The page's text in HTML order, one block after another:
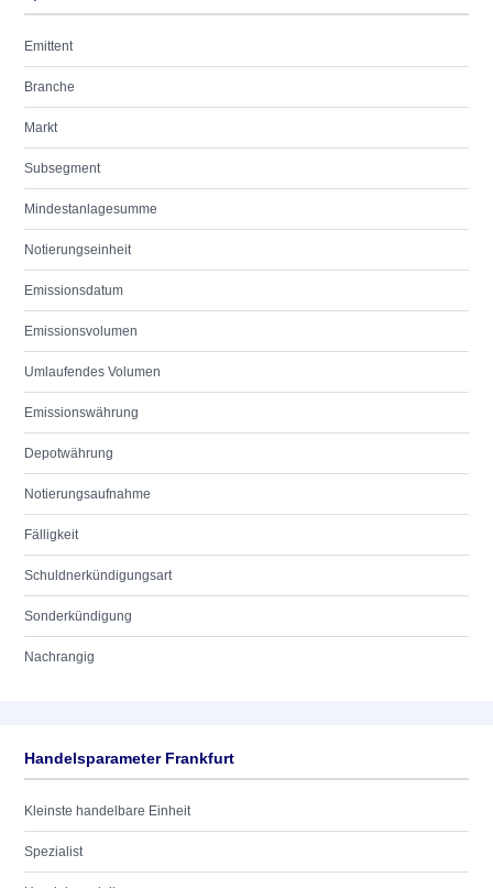
Emittent
Branche
Markt
Subsegment
Mindestanlagesumme
Notierungseinheit
Emissionsdatum
Emissionsvolumen
Umlaufendes Volumen
Emissionswährung
Depotwährung
Notierungsaufnahme
Fälligkeit
Schuldnerkündigungsart
Sonderkündigung
Nachrangig
Handelsparameter Frankfurt
Kleinste handelbare Einheit
Spezialist